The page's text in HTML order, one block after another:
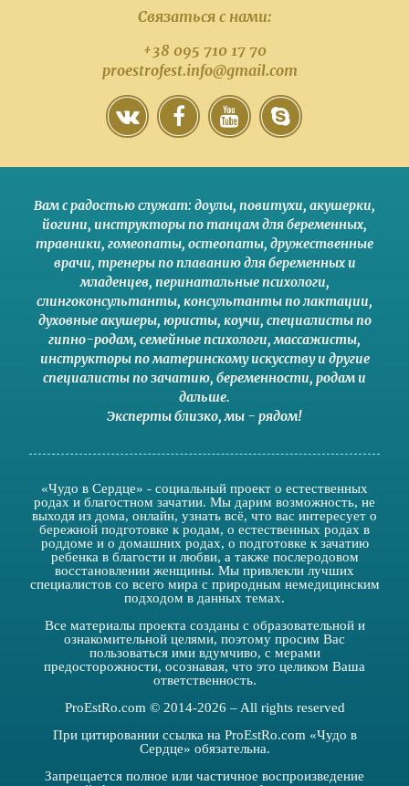
Связаться с нами:
+38 095 710 17 70
proestrofest.info@gmail.com
Вам с радостью служат:доулы, повитухи, акушерки,
йогини, инструкторы по танцам для беременных,
травники, гомеопаты, остеопаты, дружественные
врачи, тренеры по плаванию для беременных и
младенцев, перинатальные психологи,
слингоконсультанты, консультанты по лактации,
духовные акушеры, юристы, коучи, специалисты по
гипно-родам, семейные психологи,массажисты,
инструкторы по материнскому искусствуи другие
специалисты по зачатию, беременности, родами
дальше.
Эксперты близко,мы - рядом!
«Чудо в Сердце» - социальный проект о естественных
родах и благостном зачатии. Мы дарим возможность, не
выходя из дома, онлайн, узнать всё, что вас интересует о
бережной подготовке к родам, о естественных родах в
роддоме и о домашних родах, о подготовке к зачатию
ребенка в благости и любви, а также послеродовом
восстановлении женщины. Мы привлекли лучших
специалистов со всего мира с природным немедицинским
подходом в данных темах.
Все материалы проекта созданы с образовательной и
ознакомительной целями, поэтому просим Вас
пользоваться ими вдумчиво, с мерами
предосторожности, осознавая, что это целиком Ваша
ответственность.
ProEstRo.com © 2014-2026 – All rights reserved
При цитировании ссылка на ProEstRo.com «Чудо в
Сердце» обязательна.
Запрещается полное или частичное воспроизведение